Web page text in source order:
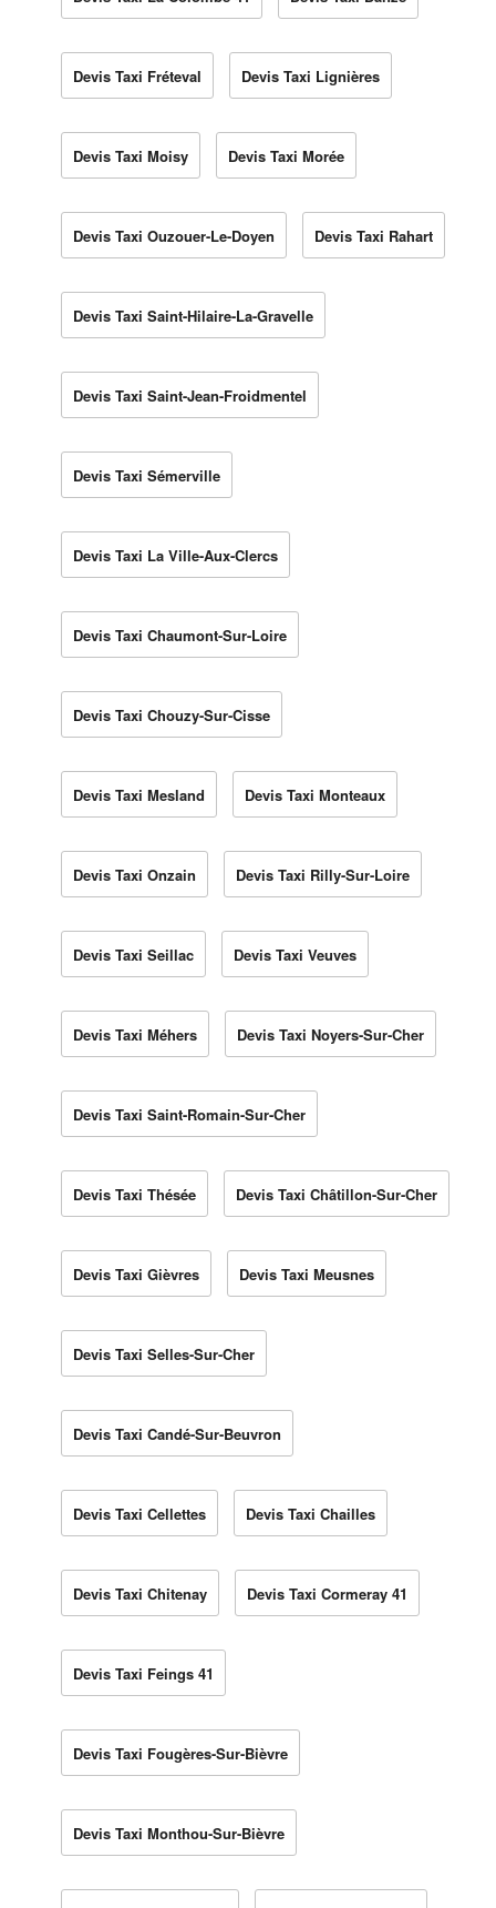
Devis Taxi Fréteval Devis Taxi Lignières
Devis Taxi Moisy Devis Taxi Morée
Devis Taxi Ouzouer-Le-Doyen Devis Taxi Rahart
Devis Taxi Saint-Hilaire-La-Gravelle
Devis Taxi Saint-Jean-Froidmentel
Devis Taxi Sémerville
Devis Taxi La Ville-Aux-Clercs
Devis Taxi Chaumont-Sur-Loire
Devis Taxi Chouzy-Sur-Cisse
Devis Taxi Mesland Devis Taxi Monteaux
Devis Taxi Onzain Devis Taxi Rilly-Sur-Loire
Devis Taxi Seillac Devis Taxi Veuves
Devis Taxi Méhers Devis Taxi Noyers-Sur-Cher
Devis Taxi Saint-Romain-Sur-Cher
Devis Taxi Thésée Devis Taxi Châtillon-Sur-Cher
Devis Taxi Gièvres Devis Taxi Meusnes
Devis Taxi Selles-Sur-Cher
Devis Taxi Candé-Sur-Beuvron
Devis Taxi Cellettes Devis Taxi Chailles
Devis Taxi Chitenay Devis Taxi Cormeray 41
Devis Taxi Feings 41
Devis Taxi Fougères-Sur-Bièvre
Devis Taxi Monthou-Sur-Bièvre